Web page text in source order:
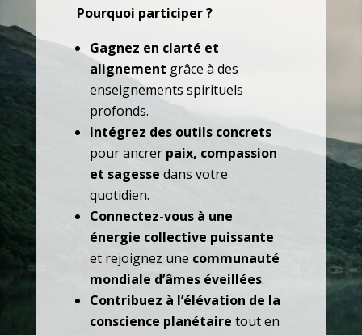
Pourquoi participer ?
Gagnez en clarté et
alignement grâce à des
enseignements spirituels
profonds.
Intégrez des outils concrets
pour ancrer paix, compassion
et sagesse dans votre
quotidien.
Connectez-vous à une
énergie collective puissante
et rejoignez une communauté
mondiale d’âmes éveillées.
Contribuez à l’élévation de la
conscience planétaire tout en